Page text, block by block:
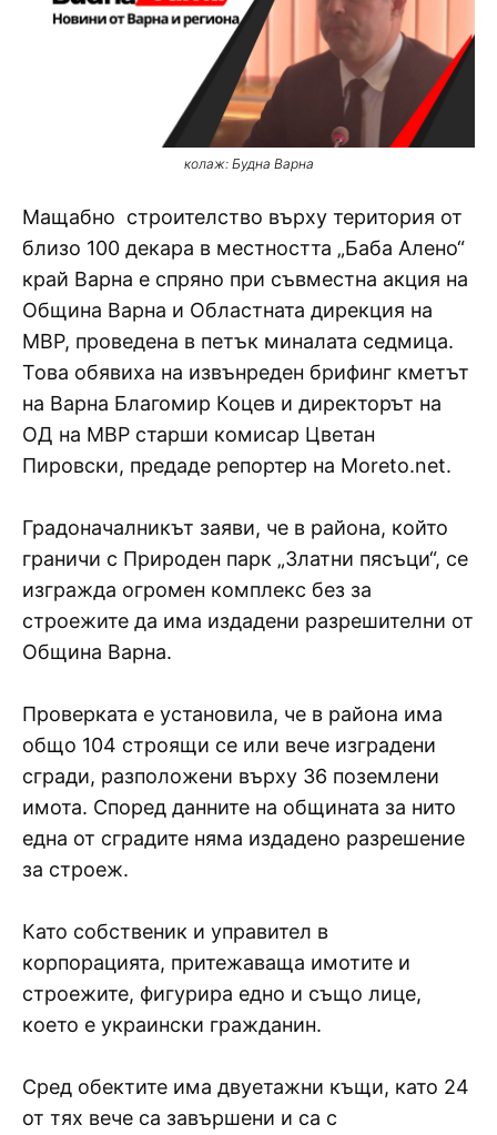
колаж: Будна Варна
Мащабно строителство върху територия от
близо 100 декара в местността „Баба Алено“
край Варна е спряно при съвместна акция на
Община Варна и Областната дирекция на
МВР, проведена в петък миналата седмица.
Това обявиха на извънреден брифинг кметът
на Варна Благомир Коцев и директорът на
ОД на МВР старши комисар Цветан
Пировски, предаде репортер на Moreto.net.
Градоначалникът заяви, че в района, който
граничи с Природен парк „Златни пясъци“, се
изгражда огромен комплекс без за
строежите да има издадени разрешителни от
Община Варна.
Проверката е установила, че в района има
общо 104 строящи се или вече изградени
сгради, разположени върху 36 поземлени
имота. Според данните на общината за нито
една от сградите няма издадено разрешение
за строеж.
Като собственик и управител в
корпорацията, притежаваща имотите и
строежите, фигурира едно и също лице,
което е украински гражданин.
Сред обектите има двуетажни къщи, като 24
от тях вече са завършени и са с